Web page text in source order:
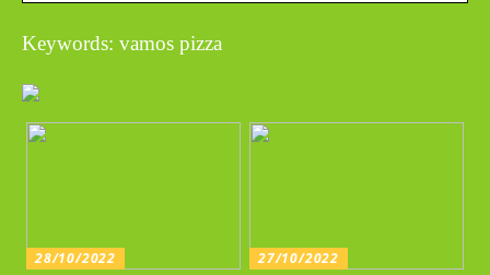
Keywords: vamos pizza
28/10/2022 27/10/2022